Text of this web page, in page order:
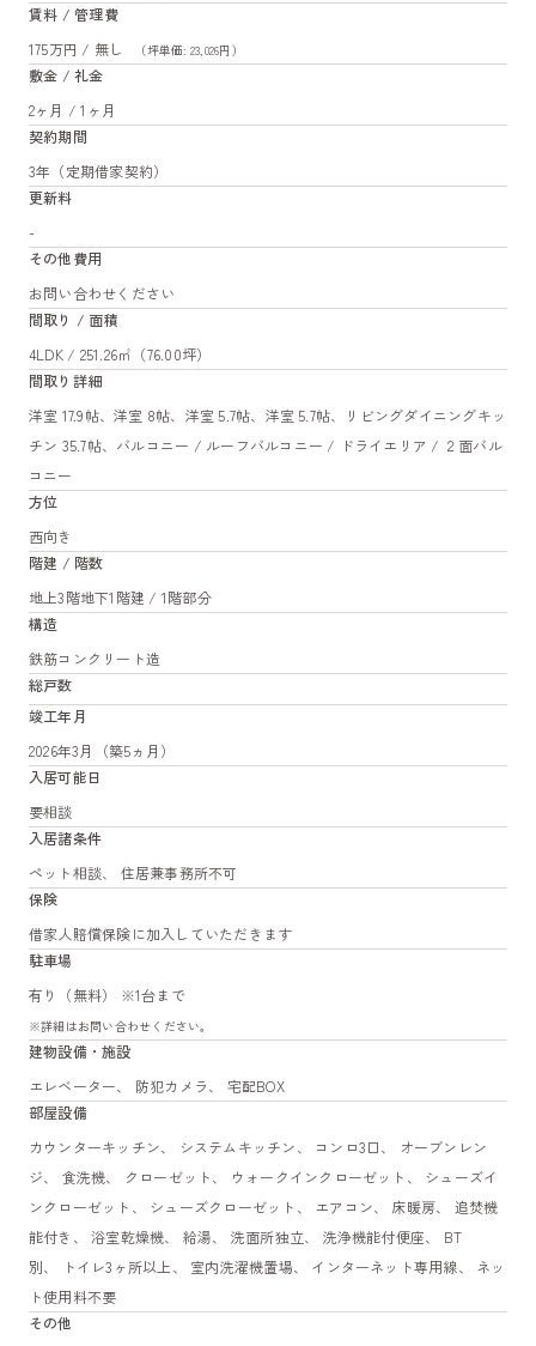
賃料 / 管理費
175万円 / 無し
（坪単価: 23,026円）
敷金 / 礼金
2ヶ月 / 1ヶ月
契約期間
3年（定期借家契約）
更新料
-
その他費用
お問い合わせください
間取り / 面積
4LDK / 251.26㎡（76.00坪）
間取り詳細
洋室 17.9帖、洋室 8帖、洋室 5.7帖、洋室 5.7帖、リビングダイニングキッ
チン 35.7帖、バルコニー / ルーフバルコニー / ドライエリア / ２面バル
コニー
方位
西向き
階建 / 階数
地上3階地下1階建 / 1階部分
構造
鉄筋コンクリート造
総戸数
竣工年月
2026年3月（築5ヵ月）
入居可能日
要相談
入居諸条件
ペット相談、 住居兼事務所不可
保険
借家人賠償保険に加入していただきます
駐車場
有り（無料） ※1台まで
※詳細はお問い合わせください。
建物設備・施設
エレベーター、 防犯カメラ、 宅配BOX
部屋設備
カウンターキッチン、 システムキッチン、 コンロ3口、 オーブンレン
ジ、 食洗機、 クローゼット、 ウォークインクローゼット、 シューズイ
ンクローゼット、 シューズクローゼット、 エアコン、 床暖房、 追焚機
能付き、 浴室乾燥機、 給湯、 洗面所独立、 洗浄機能付便座、 BT
別、 トイレ3ヶ所以上、 室内洗濯機置場、 インターネット専用線、 ネッ
ト使用料不要
その他